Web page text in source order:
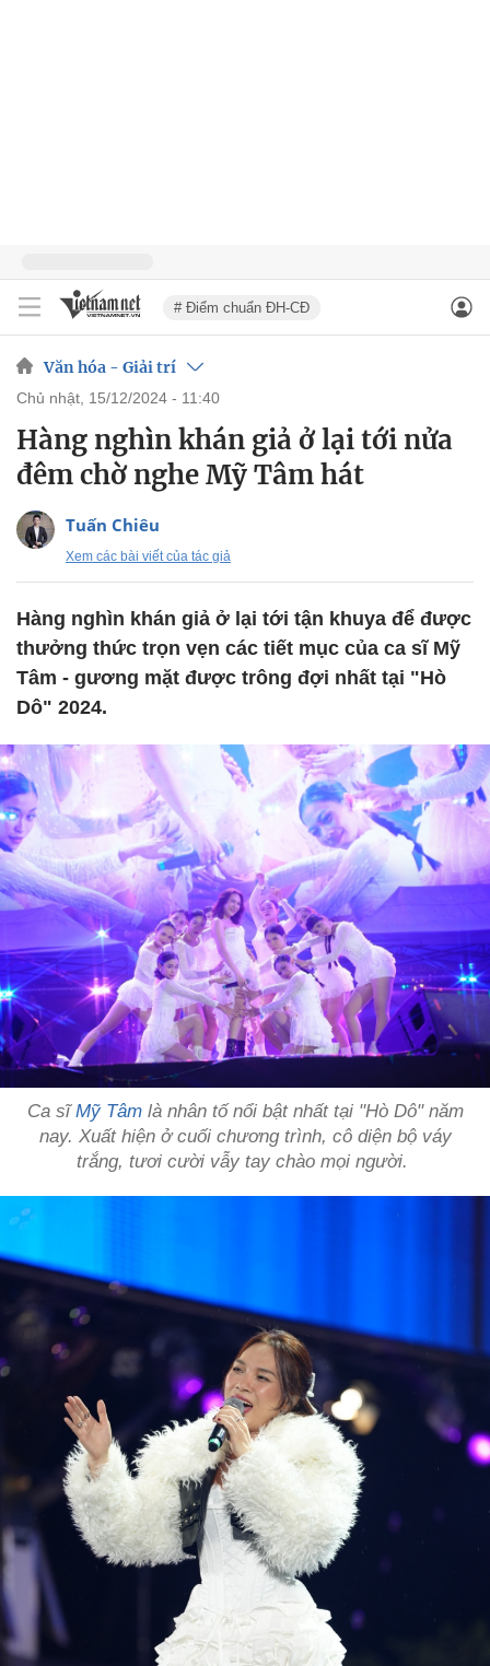
# Điểm chuẩn ĐH-CĐ
Văn hóa - Giải trí
chủ nhật, 15/12/2024 - 11:40
Hàng nghìn khán giả ở lại tới nửa
đêm chờ nghe Mỹ Tâm hát
Tuấn Chiêu
Xem các bài viết của tác giả
Hàng nghìn khán giả ở lại tới tận khuya để được
thưởng thức trọn vẹn các tiết mục của ca sĩ Mỹ
Tâm - gương mặt được trông đợi nhất tại "Hò
Dô" 2024.
Ca sĩMỹ Tâmlà nhân tố nổi bật nhất tại "Hò Dô" năm
nay. Xuất hiện ở cuối chương trình, cô diện bộ váy
trắng, tươi cười vẫy tay chào mọi người.